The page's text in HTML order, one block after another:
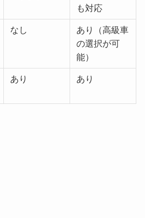
も対応
なし
あり（高級車
の選択が可
能）
あり あり